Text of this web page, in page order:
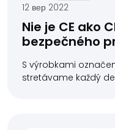
12 вер 2022
Nie je CE ako
bezpečného
S výrobkami
stretávame každý